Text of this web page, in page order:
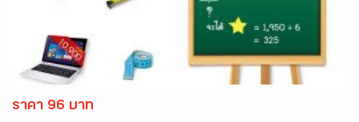
ราคา 96 บาท